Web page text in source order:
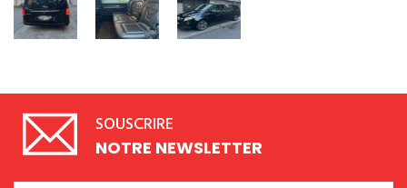
SOUSCRIRE
NOTRE NEWSLETTER